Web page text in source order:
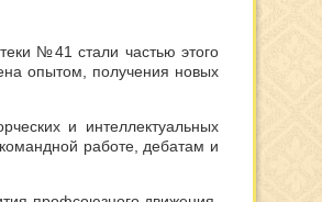
№41 стали частью этого
опытом, получения новых
и интеллектуальных
работе, дебатам и